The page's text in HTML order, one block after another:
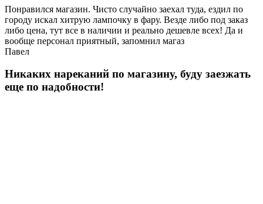
Понравился магазин. Чисто случайно заехал туда, ездил по
городу искал хитрую лампочку в фару. Везде либо под заказ
либо цена, тут все в наличии и реально дешевле всех! Да и
вообще персонал приятный, запомнил магаз
Павел
Никаких нареканий по магазину, буду заезжать
еще по надобности!